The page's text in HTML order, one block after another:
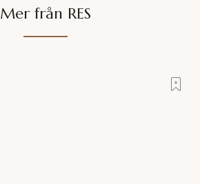
Mer från RES